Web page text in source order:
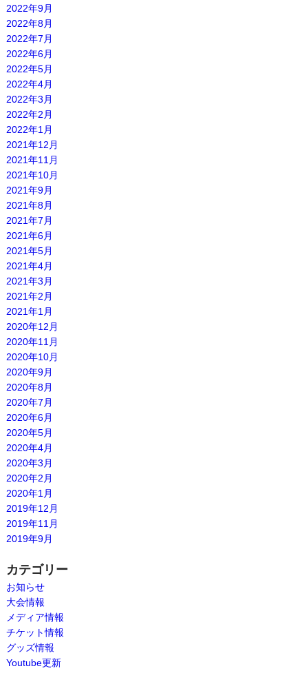
2022年9月
2022年8月
2022年7月
2022年6月
2022年5月
2022年4月
2022年3月
2022年2月
2022年1月
2021年12月
2021年11月
2021年10月
2021年9月
2021年8月
2021年7月
2021年6月
2021年5月
2021年4月
2021年3月
2021年2月
2021年1月
2020年12月
2020年11月
2020年10月
2020年9月
2020年8月
2020年7月
2020年6月
2020年5月
2020年4月
2020年3月
2020年2月
2020年1月
2019年12月
2019年11月
2019年9月
カテゴリー
お知らせ
大会情報
メディア情報
チケット情報
グッズ情報
Youtube更新